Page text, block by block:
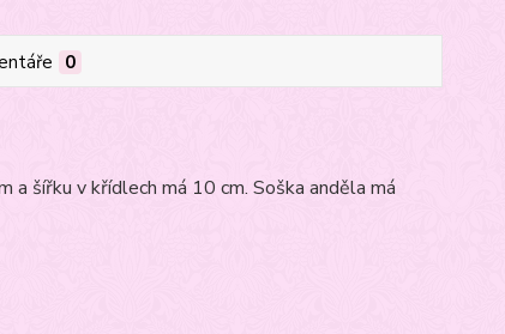
0
a šířku v křídlech má 10 cm. Soška anděla má